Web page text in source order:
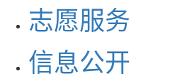
志愿服务
信息公开